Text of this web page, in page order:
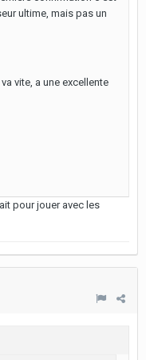
ultime, mais pas un
vite, a une excellente
pour jouer avec les